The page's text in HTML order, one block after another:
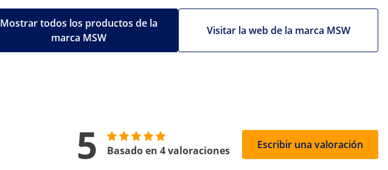
Visitar la web de la marca MSW
Mostrar todos los productos de la
marca MSW
5 Basado en 4 valoraciones Escribir una valoración